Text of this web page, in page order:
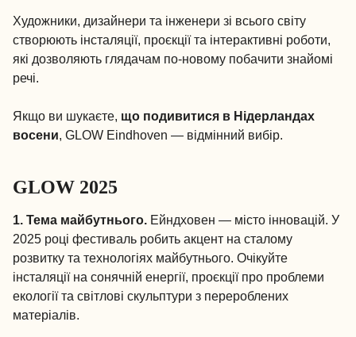
Художники, дизайнери та інженери зі всього світу
створюють інсталяції, проєкції та інтерактивні роботи,
які дозволяють глядачам по-новому побачити знайомі
речі.
Якщо ви шукаєте, що подивитися в Нідерландах
восени, GLOW Eindhoven — відмінний вибір.
GLOW 2025
1. Тема майбутнього. Ейндховен — місто інновацій. У
2025 році фестиваль робить акцент на сталому
розвитку та технологіях майбутнього. Очікуйте
інсталяції на сонячній енергії, проєкції про проблеми
екології та світлові скульптури з перероблених
матеріалів.